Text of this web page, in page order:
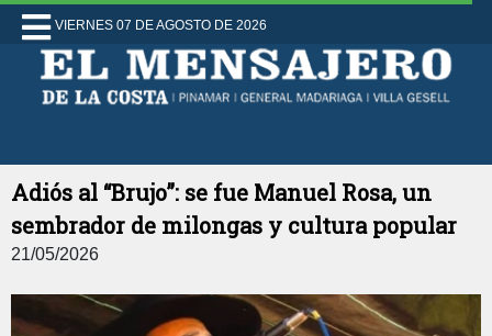
VIERNES 07 DE AGOSTO DE 2026
Adiós al “Brujo”: se fue Manuel Rosa, un
sembrador de milongas y cultura popular
21/05/2026